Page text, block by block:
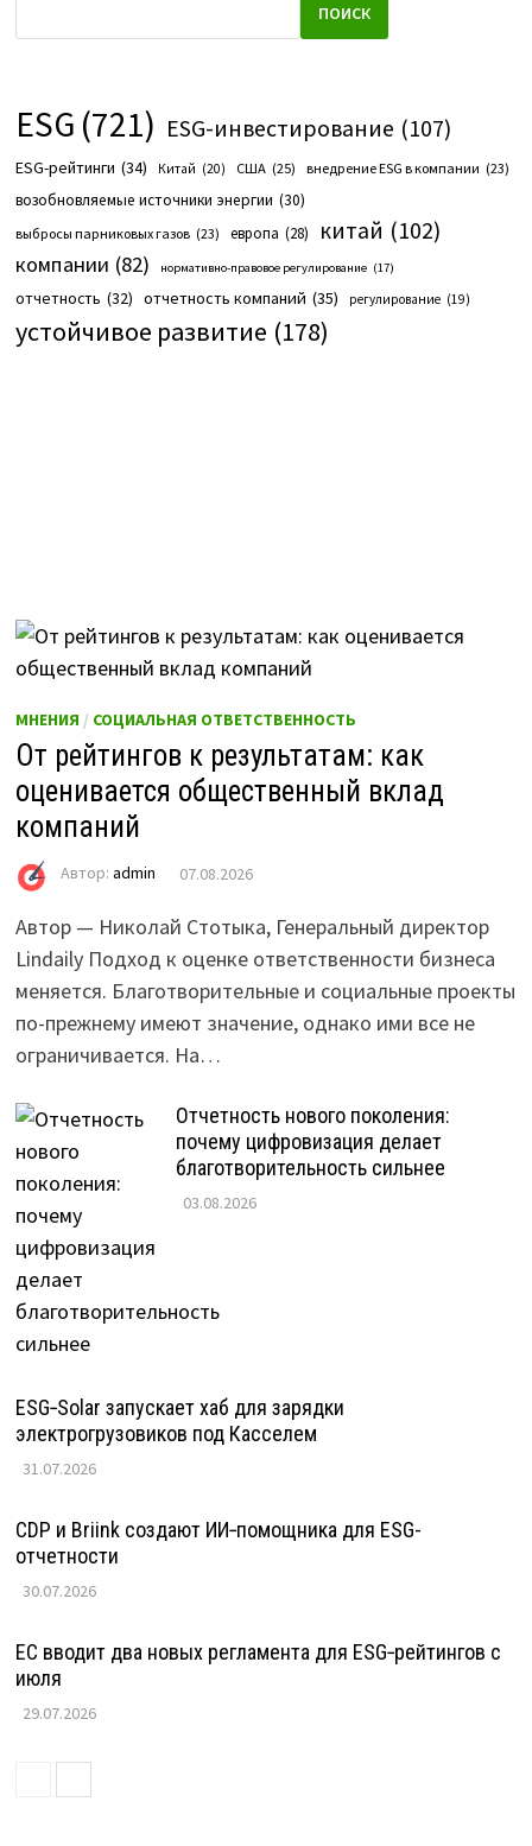
ПОИСК
ESG (721) ESG-инвестирование (107)
ESG-рейтинги (34) Китай (20) США (25) внедрение ESG в компании (23)
возобновляемые источники энергии (30)
выбросы парниковых газов (23) европа (28) китай (102)
компании (82) нормативно-правовое регулирование (17)
отчетность (32) отчетность компаний (35) регулирование (19)
устойчивое развитие (178)
МНЕНИЯ / СОЦИАЛЬНАЯ ОТВЕТСТВЕННОСТЬ
От рейтингов к результатам: как
оценивается общественный вклад
компаний
Автор: admin 07.08.2026
Автор — Николай Стотыка, Генеральный директор
Lindaily Подход к оценке ответственности бизнеса
меняется. Благотворительные и социальные проекты
по-прежнему имеют значение, однако ими все не
ограничивается. На…
Отчетность нового поколения:
почему цифровизация делает
благотворительность сильнее
03.08.2026
ESG‑Solar запускает хаб для зарядки
электрогрузовиков под Касселем
31.07.2026
CDP и Briink создают ИИ‑помощника для ESG-
отчетности
30.07.2026
ЕС вводит два новых регламента для ESG‑рейтингов с
июля
29.07.2026